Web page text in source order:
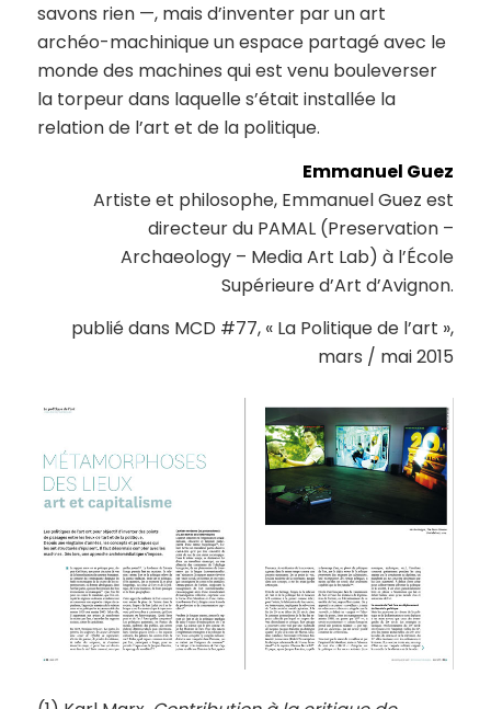
savons rien —, mais d’inventer par un art
archéo-machinique un espace partagé avec le
monde des machines qui est venu bouleverser
la torpeur dans laquelle s’était installée la
relation de l’art et de la politique.
Emmanuel Guez
Artiste et philosophe, Emmanuel Guez est
directeur du PAMAL (Preservation –
Archaeology – Media Art Lab) à l’École
Supérieure d’Art d’Avignon.
publié dans MCD #77, « La Politique de l’art »,
mars / mai 2015